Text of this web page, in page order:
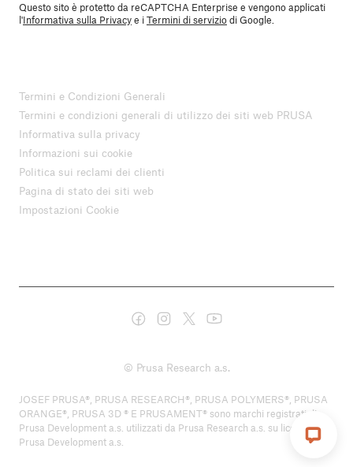
Questo sito è protetto da reCAPTCHA Enterprise e vengono applicati
l'Informativa sulla Privacye iTermini di serviziodi Google.
Termini e Condizioni Generali
Termini e condizioni generali di utilizzo dei siti web PRUSA
Informativa sulla privacy
Informazioni sui cookie
Politica sui reclami dei clienti
Pagina di stato dei siti web
Impostazioni Cookie
© Prusa Research a.s.
JOSEF PRUSA®, PRUSA RESEARCH®, PRUSA POLYMERS®, PRUSA
ORANGE®, PRUSA 3D ® E PRUSAMENT® sono marchi registrati di
Prusa Development a.s. utilizzati da Prusa Research a.s. su licenza di
Prusa Development a.s.